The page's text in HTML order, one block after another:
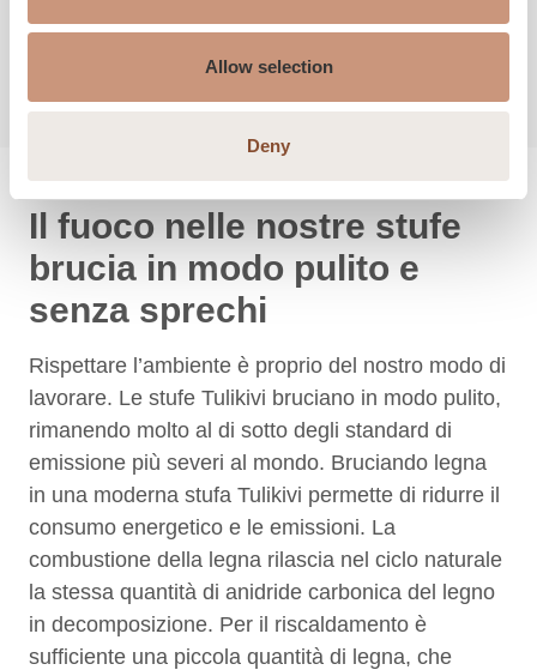
Allow selection
Deny
Il fuoco nelle nostre stufe
brucia in modo pulito e
senza sprechi
Rispettare l’ambiente è proprio del nostro modo di
lavorare. Le stufe Tulikivi bruciano in modo pulito,
rimanendo molto al di sotto degli standard di
emissione più severi al mondo. Bruciando legna
in una moderna stufa Tulikivi permette di ridurre il
consumo energetico e le emissioni. La
combustione della legna rilascia nel ciclo naturale
la stessa quantità di anidride carbonica del legno
in decomposizione. Per il riscaldamento è
sufficiente una piccola quantità di legna, che